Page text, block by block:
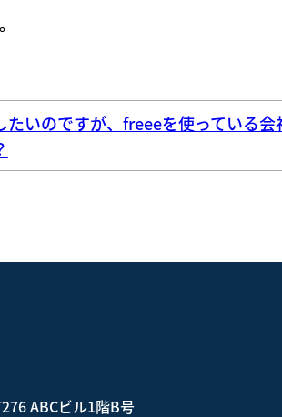
たいのですが、freeeを使っている会
ABCビル1階B号